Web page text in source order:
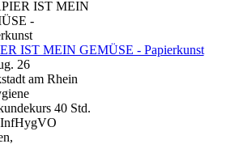
IST MEIN GEMÜSE - Papierkunst
26
am Rhein